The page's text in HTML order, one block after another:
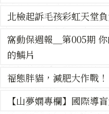
北檢起訴毛孩彩虹天堂
窩動保週報＿第005期
的鱗片
福態胖貓，減肥大作戰！
【山夢嫻專欄】國際導